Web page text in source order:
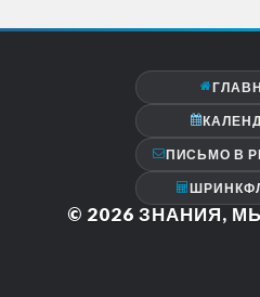
ПИСЬМО В
© 2026 ЗНАНИЯ,